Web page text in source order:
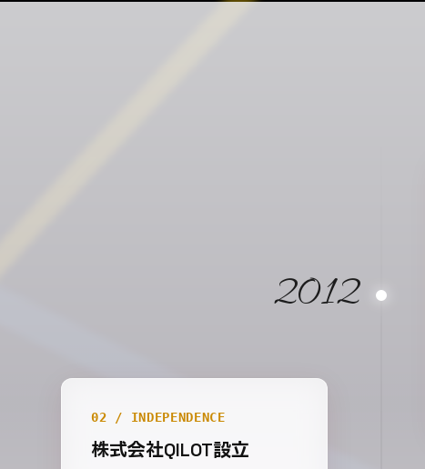
2012
02 / INDEPENDENCE
株式会社QILOT設立